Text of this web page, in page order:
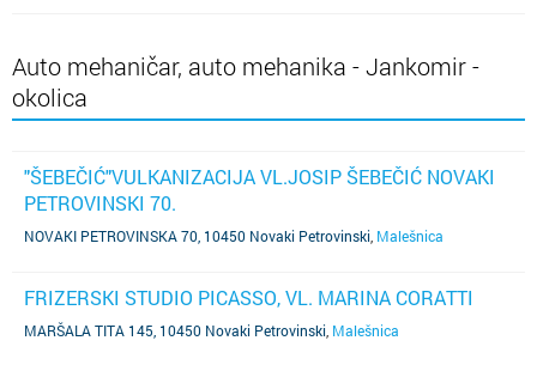
Auto mehaničar, auto mehanika - Jankomir -
okolica
"ŠEBEČIĆ"VULKANIZACIJA VL.JOSIP ŠEBEČIĆ NOVAKI
PETROVINSKI 70.
NOVAKI PETROVINSKA 70, 10450 Novaki Petrovinski Malešnica
FRIZERSKI STUDIO PICASSO, VL. MARINA CORATTI
MARŠALA TITA 145, 10450 Novaki Petrovinski Malešnica